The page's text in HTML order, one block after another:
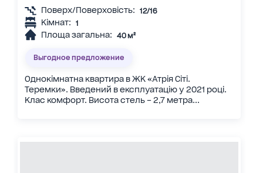
Поверх/Поверховість: 12/16
Кімнат: 1
Площа загальна: 40 м²
Выгодное предложение
Однокімнатна квартира в ЖК «Атрія Сіті.
Теремки». Введений в експлуатацію у 2021 році.
Клас комфорт. Висота стель – 2,7 метра...